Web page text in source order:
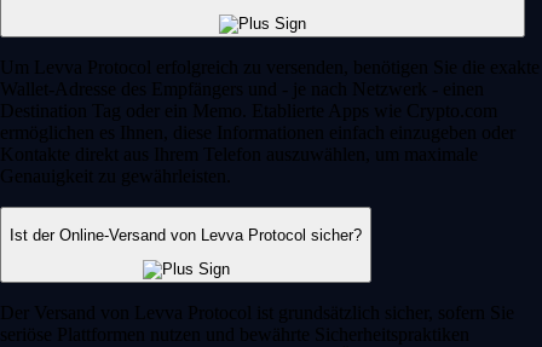
Um Levva Protocol erfolgreich zu versenden, benötigen Sie die exakte
Wallet-Adresse des Empfängers und - je nach Netzwerk - einen
Destination Tag oder ein Memo. Etablierte Apps wie Crypto.com
ermöglichen es Ihnen, diese Informationen einfach einzugeben oder
Kontakte direkt aus Ihrem Telefon auszuwählen, um maximale
Genauigkeit zu gewährleisten.
Ist der Online-Versand von Levva Protocol sicher?
Der Versand von Levva Protocol ist grundsätzlich sicher, sofern Sie
seriöse Plattformen nutzen und bewährte Sicherheitspraktiken